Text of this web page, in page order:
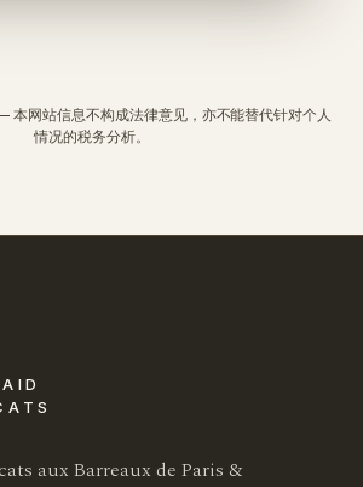
网站信息不构成法律意见，亦不能替代针对个人
情况的税务分析。
aux Barreaux de Paris &